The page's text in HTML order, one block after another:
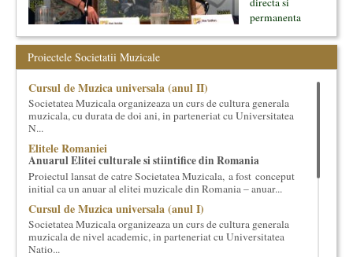
permanenta
oamenii ei, pe
inceput cu muzica clasica - si de aici numele -, insa acum
dezvoltam proiecte si in alte domenii ale culturii.
Facem management cultural, dezvoltam si administram proiecte
proprii sau preluate, modele si sisteme de finantare, marketing
cultural si consultanta. Organizam concursuri, concerte si
evenimente culturale, private sau publice, tinem cursuri de
cultura generala muzicala, teatrala, filosofica si de alte feluri.
Cuvinte in plus despre proiect, despre cei care il administreaza si
cei care il finantateaza sunt in rubricile de mai jos.
Proiectele Societatii Muzicale
Cursul de Muzica universala (anul II)
Societatea Muzicala organizeaza un curs de cultura generala
muzicala, cu durata de doi ani, in parteneriat cu Universitatea
N...
Elitele Romaniei
Anuarul Elitei culturale si stiintifice din Romania
Proiectul lansat de catre Societatea Muzicala, a fost conceput
initial ca un anuar al elitei muzicale din Romania – anuar...
Cursul de Muzica universala (anul I)
Societatea Muzicala organizeaza un curs de cultura generala
muzicala de nivel academic, in parteneriat cu Universitatea
Natio...